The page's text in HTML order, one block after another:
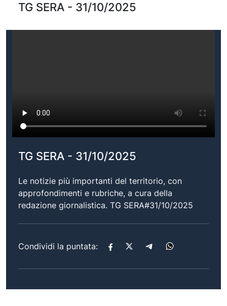
TG SERA - 31/10/2025
TG SERA - 31/10/2025
Le notizie più importanti del territorio, con
approfondimenti e rubriche, a cura della
redazione giornalistica. TG SERA#31/10/2025
Condividi la puntata: